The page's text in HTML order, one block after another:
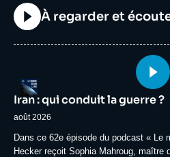
Titre
À regarder et
Logo
Image
principale
médiatique
Iran : qui conduit la guerre ?
août 2026
Accroche
Dans ce 62e épisode du podcast « Le
Hecker reçoit Sophia Mahroug, maître